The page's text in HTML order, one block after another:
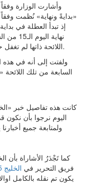
وأشارت الوزارة وفقاً
«بدايةً ونهاية» نُظمت وفقاً
إذ تبدأ العطلة في
نهاية
اللائحة ذاتها لم تغفل حالات وقوع الإجازة بداية ونهاية يوم عمل واحد.
ولفتت إلى أنه في هذه
السابعة من تلك
اليوم نرجوا بأن نكون
ولمتابعة جميع
كما تَجْدَرُ الأشاراة بأن
فريق التحرير في الخليج 365
يكون تم نقله بالكامل